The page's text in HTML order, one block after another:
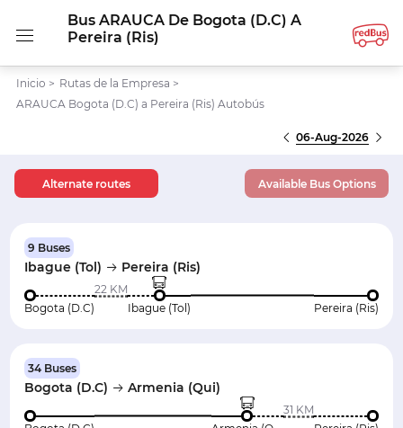
Bus ARAUCA De Bogota (D.C) A
Pereira (Ris)
Inicio > Rutas de la Empresa >
ARAUCA Bogota (D.C) a Pereira (Ris) Autobús
06-Aug-2026
Alternate routes Available Bus Options
9 Buses
Ibague (Tol) Pereira (Ris)
Bogota (D.C)
22 KM
Ibague (Tol)
Pereira (Ris)
34 Buses
Bogota (D.C) Armenia (Qui)
31 KM